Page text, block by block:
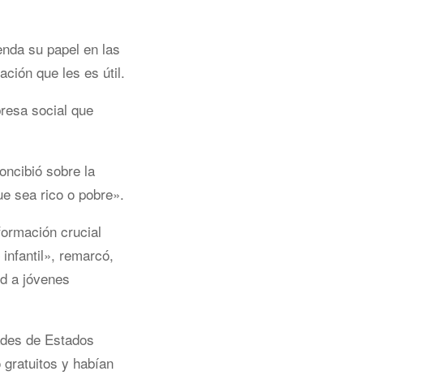
su papel en las
que les es útil.
social que
sobre la
sea rico o pobre».
crucial
remarcó,
a jóvenes
de Estados
gratuitos y habían